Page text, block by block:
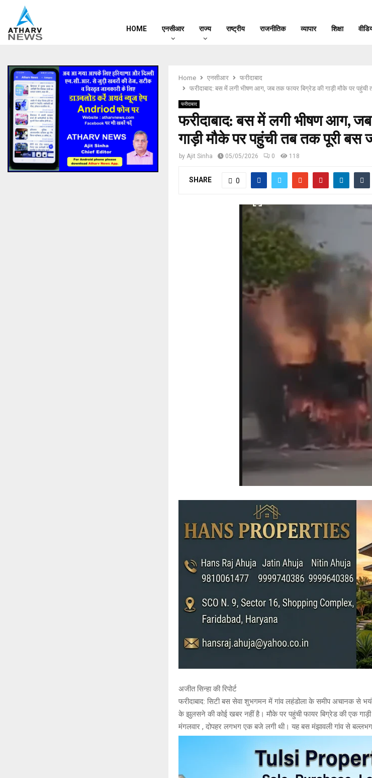
HOME एनसीआर राज्य राष्ट्रीय राजनीतिक व्यापार शिक्षा
Home एनसीआर
फरीदाबाद
फरीदाबाद: बस में लगी भीषण आग, जब तक फायर बिग्रेड की गाड़ी मौके पर
फरीदाबाद
फरीदाबाद: बस में लगी भीषण आग,
गाड़ी मौके पर पहुंची तब तक पूरी
by Ajit Sinha 05/05/2026 0 118
SHARE 0
अजीत सिन्हा की रिपोर्ट
फरीदाबाद: सिटी बस सेवा शुभगमन में गांव लहंडोला के समीप अचानक से
के झुलसने की कोई खबर नहीं है। मौके पर पहुंची फायर बिग्रेड की एक
मंगलवार , दोपहर लगभग एक बजे लगी थी। यह बस मंझावली गांव से